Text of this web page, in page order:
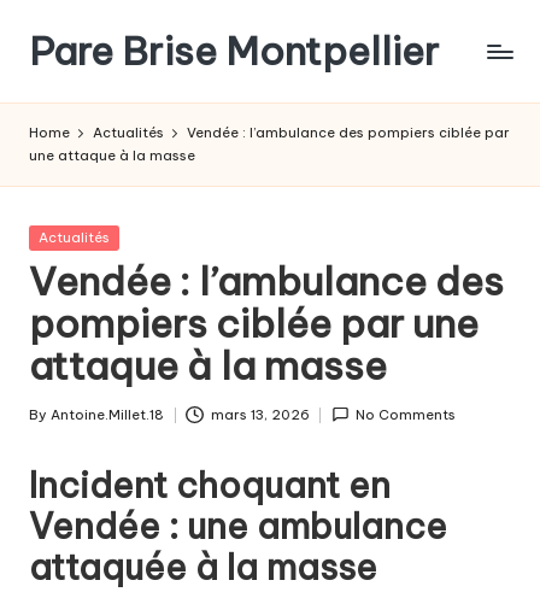
content
Pare Brise Montpellier
Home Actualités
Vendée : l’ambulance des pompiers ciblée par
une attaque à la masse
Posted
Actualités
Vendée : l’ambulance des
pompiers ciblée par une
attaque à la masse
Posted
By Antoine.Millet.18 mars 13, 2026 No Comments
Incident choquant en
Vendée : une ambulance
attaquée à la masse